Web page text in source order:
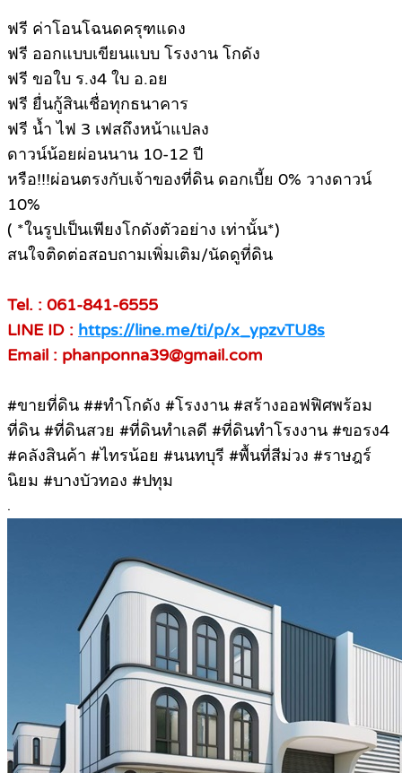
ฟรี ค่าโอนโฉนดครุฑแดง
ฟรี ออกแบบเขียนแบบ โรงงาน โกดัง
ฟรี ขอใบ ร.ง4 ใบ อ.อย
ฟรี ยื่นกู้สินเชื่อทุกธนาคาร
ฟรี น้ำ ไฟ 3 เฟสถึงหน้าแปลง
ดาวน์น้อยผ่อนนาน 10-12 ปี
หรือ!!!ผ่อนตรงกับเจ้าของที่ดิน ดอกเบี้ย 0% วางดาวน์
10%
( *ในรูปเป็นเพียงโกดังตัวอย่าง เท่านั้น*)
สนใจติดต่อสอบถามเพิ่มเติม/นัดดูที่ดิน
Tel. : 061-841-6555
LINE ID : https://line.me/ti/p/x_ypzvTU8s
Email : phanponna39@gmail.com
#ขายที่ดิน ##ทําโกดัง #โรงงาน #สร้างออฟฟิศพร้อม
ที่ดิน #ที่ดินสวย #ที่ดินทำเลดี #ที่ดินทำโรงงาน #ขอรง4
#คลังสินค้า #ไทรน้อย #นนทบุรี #พื้นที่สีม่วง #ราษฎร์
นิยม #บางบัวทอง #ปทุม
.